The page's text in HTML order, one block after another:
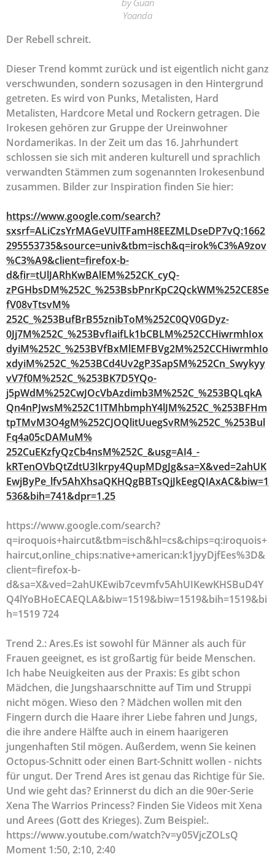
Yoanda
Der Rebell schreit.
Dieser Trend kommt zurück und ist eigentlich nicht ganz
verschwunden, sondern sozusagen in den Hintergrund
getreten. Es wird von Punks, Metalisten, Hard
Metalisten, Hardcore Metal und Rockern getragen. Die
Irokesen gehören zur Gruppe der Ureinwohner
Nordamerikas. In der Zeit um das 16. Jahrhundert
schlossen sie sich mit anderen kulturell und sprachlich
verwandten Stämmen zum sogenannten Irokesenbund
zusammen. Bilder zur Inspiration finden Sie hier:
https://www.google.com/search?
sxsrf=ALiCzsYrMAGeVUlTFamH8EEZMLDseDP7vQ:1662
295553735&source=univ&tbm=isch&q=irok%C3%A9zov
%C3%A9&client=firefox-b-
d&fir=tUlJARhKwBAlEM%252CK_cyQ-
zPGHbsDM%252C_%253BsbPnrKpC2QckWM%252CE8Se
fV08vTtsvM%
252C_%253BufBrB55znibToM%252C0QV0GDyz-
0Jj7M%252C_%253BvfIaifLk1bCBLM%252CCHiwrmhIox
dyiM%252C_%253BVfBxMlEMFBVg2M%252CCHiwrmhIo
xdyiM%252C_%253BCd4Uv2gP3SapSM%252Cn_Swykyy
vV7f0M%252C_%253BK7D5YQo-
j5pWdM%252CwJOcVbAzdimb3M%252C_%253BQLqkA
Qn4nPJwsM%252C1ITMhbmphY4lJM%252C_%253BFHm
tpTMvM3O4gM%252CJOQlitUuegSvRM%252C_%253Bul
Fq4a05cDAMuM%
252CuEKzfyQzCb4nsM%252C_&usg=AI4_-
kRTenOVbQtZdtU3Ikrpy4QupMDgJg&sa=X&ved=2ahUK
EwjByPe_lfv5AhXhsaQKHQgBBTsQjJkEegQIAxAC&biw=1
536&bih=741&dpr=1.25
https://www.google.com/search?
q=iroquois+haircut&tbm=isch&hl=cs&chips=q:iroquois+
haircut,online_chips:native+american:k1jyyDjfEes%3D&
client=firefox-b-
d&sa=X&ved=2ahUKEwib7cevmfv5AhUIKewKHSBuD4Y
Q4lYoBHoECAEQLA&biw=1519&biw=1519&bih=1519&bi
h=1519 724
Trend 2.: Ares.Es ist sowohl für Männer als auch für
Frauen geeignet, es ist großartig für beide Menschen.
Ich habe Neuigkeiten aus der Praxis: Es gibt schon
Mädchen, die Jungshaarschnitte auf Tim und Struppi
nicht mögen. Wieso den ? Mädchen wollen mit den
Fingern durch die Haare ihrer Liebe fahren und Jungs,
die ihre andere Hälfte auch in einem haarigeren
jungenhaften Stil mögen. Außerdem, wenn Sie keinen
Octopus-Schnitt oder einen Bart-Schnitt wollen - nichts
für ungut. Der Trend Ares ist genau das Richtige für Sie.
Und wie geht das? Erinnerst du dich an die 90er-Serie
Xena The Warrios Princess? Finden Sie Videos mit Xena
und Arees (Gott des Krieges). Zum Beispiel:.
https://www.youtube.com/watch?v=y05VjcZOLsQ
Moment 1:50, 2:10, 2:40